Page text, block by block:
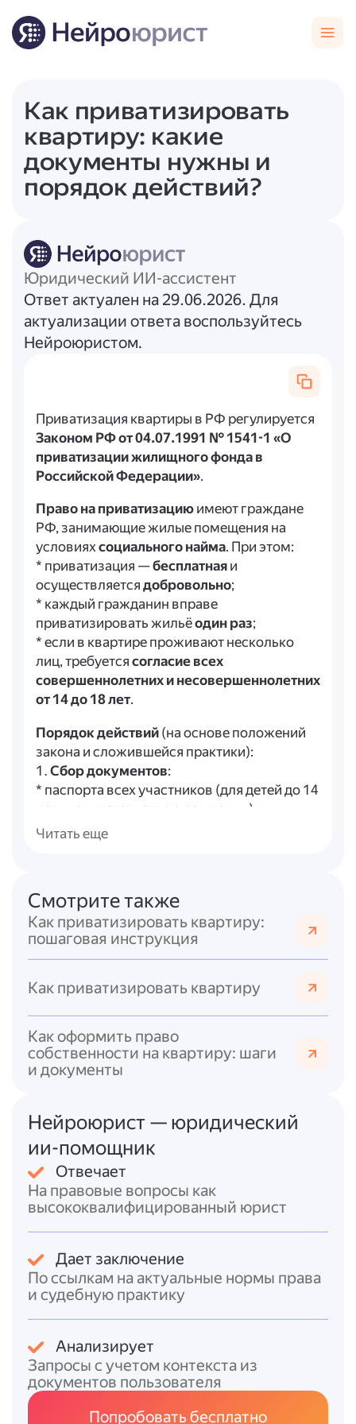
Как приватизировать
квартиру: какие
документы нужны и
порядок действий?
Юридический ИИ-ассистент
Ответ актуален на 29.06.2026. Для
актуализации ответа воспользуйтесь
Нейроюристом.
Приватизация квартиры в РФ регулируется
Законом РФ от 04.07.1991 № 1541-1 «О
приватизации жилищного фонда в
Российской Федерации».
Право на приватизациюимеют граждане
РФ, занимающие жилые помещения на
условияхсоциального найма. При этом:
* приватизация —бесплатнаяи
осуществляется добровольно;
* каждый гражданин вправе
приватизировать жильёодин раз;
* если в квартире проживают несколько
лиц, требуется согласие всех
совершеннолетних и несовершеннолетних
от 14 до 18 лет.
Порядок действий(на основе положений
закона и сложившейся практики):
1. Сбор документов:
* паспорта всех участников (для детей до 14
лет — свидетельства о рождении);
* договор социального найма (основной
составе семьи (подтверждает, кто
зарегистрирован в квартире);
* технический паспорт квартиры
(оформляется в БТИ или через МФЦ);
* кадастровый паспорт (содержит
технические характеристики);
* выписка из ЕГРН (подтверждает
отсутствие обременений);
* справка об отсутствии задолженности по
коммунальным платежам.
администрацию. Заявление подаёт
наниматель по договору соцнайма или его
представитель по доверенности.
3.
Рассмотрение заявления
месяцев (в ряде регионов установлен срок
до 46 календарных дней).
4.Заключение договора передачи—
самоуправления. Нотариальное
удостоверение не требуется, госпошлина не
взимается.
5.Регистрация права собственностив
Росреестре — после подписания договора
передачи.
Основания для отказав приватизации
могут включать:
Читать еще
Смотрите также
Как приватизировать квартиру:
пошаговая инструкция
Как приватизировать квартиру
Как оформить право
собственности на квартиру: шаги
и документы
Нейроюрист — юридический
ии-помощник
Отвечает
На правовые вопросы как
высококвалифицированный юрист
Дает заключение
По ссылкам на актуальные нормы права
и судебную практику
Анализирует
Запросы с учетом контекста из
документов пользователя
Попробовать бесплатно